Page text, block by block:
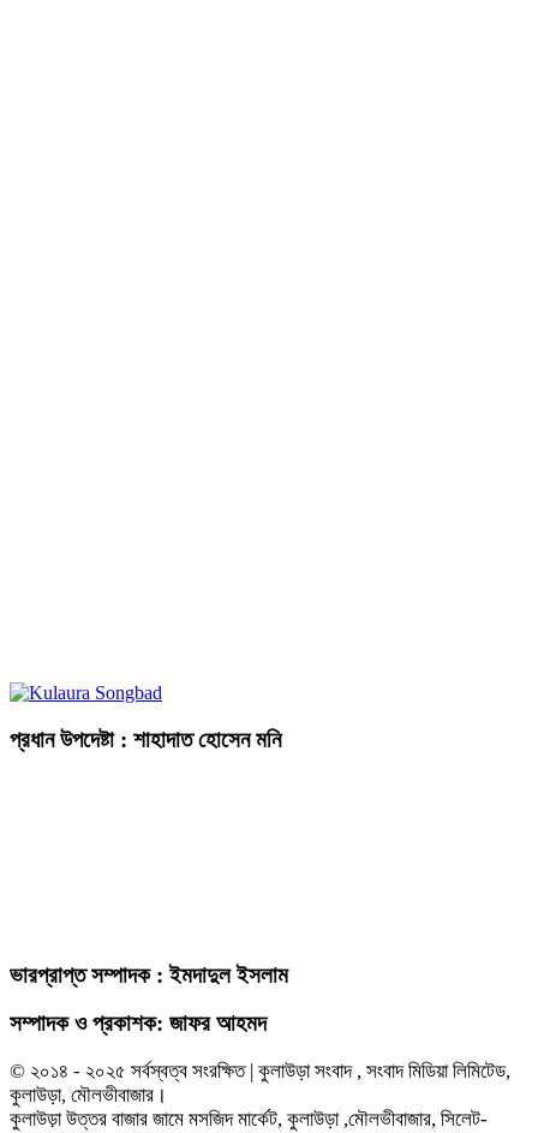
প্রধান উপদেষ্টা : শাহাদাত হোসেন মনি
ভারপ্রাপ্ত সম্পাদক : ইমদাদুল ইসলাম
সম্পাদক ও প্রকাশক: জাফর আহমদ
© ২০১৪ - ২০২৫ সর্বস্বত্ব সংরক্ষিত | কুলাউড়া সংবাদ , সংবাদ মিডিয়া লিমিটেড,
কুলাউড়া, মৌলভীবাজার।
কুলাউড়া উত্তর বাজার জামে মসজিদ মার্কেট, কুলাউড়া ,মৌলভীবাজার, সিলেট-